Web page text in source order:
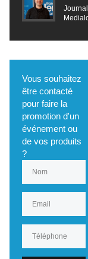
Vous souhaitez
être contacté
pour faire la
promotion d'un
événement ou
de vos produits
?